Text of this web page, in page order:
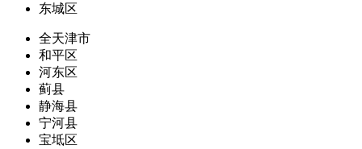
东城区
全天津市
和平区
河东区
蓟县
静海县
宁河县
宝坻区